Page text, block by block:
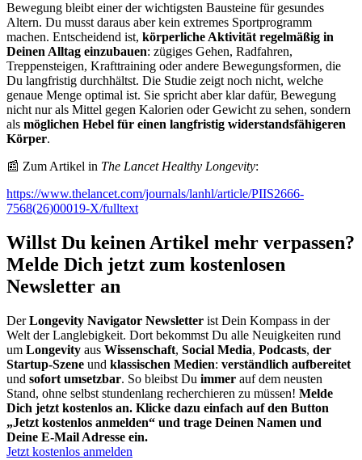
Bewegung bleibt einer der wichtigsten Bausteine für gesundes
Altern. Du musst daraus aber kein extremes Sportprogramm
machen. Entscheidend ist, körperliche Aktivität regelmäßig in
Deinen Alltag einzubauen: zügiges Gehen, Radfahren,
Treppensteigen, Krafttraining oder andere Bewegungsformen, die
Du langfristig durchhältst. Die Studie zeigt noch nicht, welche
genaue Menge optimal ist. Sie spricht aber klar dafür, Bewegung
nicht nur als Mittel gegen Kalorien oder Gewicht zu sehen, sondern
als möglichen Hebel für einen langfristig widerstandsfähigeren
Körper.
📰 Zum Artikel in The Lancet Healthy Longevity:
https://www.thelancet.com/journals/lanhl/article/PIIS2666-
7568(26)00019-X/fulltext
Willst Du keinen Artikel mehr verpassen?
Melde Dich jetzt zum kostenlosen
Newsletter an
DerLongevity Navigator Newsletter ist Dein Kompass in der
Welt der Langlebigkeit. Dort bekommst Du alle Neuigkeiten rund
um Longevity aus Wissenschaft, Social Media, Podcasts, der
Startup-Szene und klassischen Medien: verständlich aufbereitet
und sofort umsetzbar. So bleibst Du immer auf dem neusten
Stand, ohne selbst stundenlang recherchieren zu müssen! Melde
Dich jetzt kostenlos an. Klicke dazu einfach auf den Button
„Jetzt kostenlos anmelden“ und trage Deinen Namen und
Deine E-Mail Adresse ein.
Jetzt kostenlos anmelden